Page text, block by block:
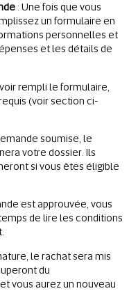
: Une fois que vous
un formulaire en
personnelles et
et les détails de
rempli le formulaire,
(voir section ci-
soumise, le
votre dossier. Ils
si vous êtes éligible
est approuvée, vous
de lire les conditions
le rachat sera mis
du
vous aurez un nouveau